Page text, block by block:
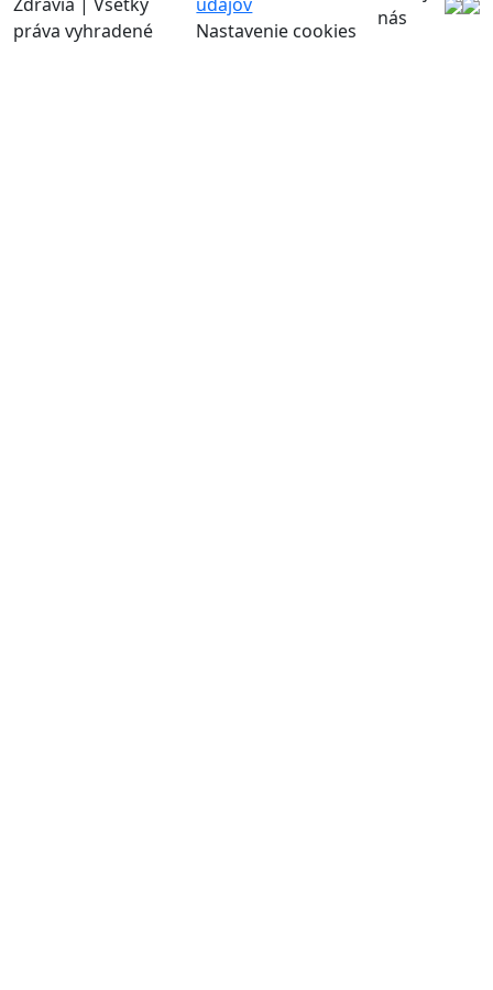
práva vyhradené
Nastavenie cookies
nás